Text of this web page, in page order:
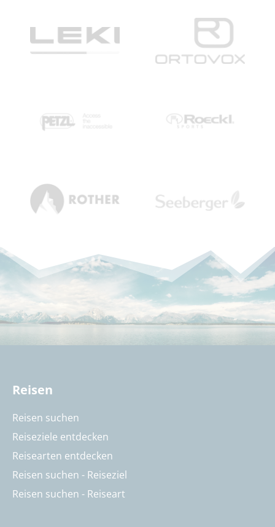
Reisen
Reisen suchen
Reiseziele entdecken
Reisearten entdecken
Reisen suchen - Reiseziel
Reisen suchen - Reiseart